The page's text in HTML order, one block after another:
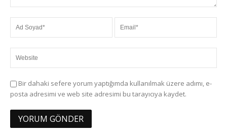
Bir dahaki sefere yorum yaptığımda kullanılmak üzere adımı, e-
posta adresimi ve web site adresimi bu tarayıcıya kaydet.